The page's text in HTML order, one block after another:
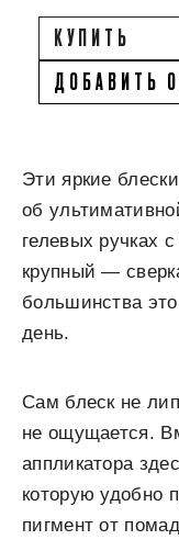
КУПИТЬ
ДОБАВИТЬ
Эти яркие
об
гелевых ручках
крупный —
большинства
день.
Сам блеск не
не ощущается.
аппликатора
которую удобно
пигмент от